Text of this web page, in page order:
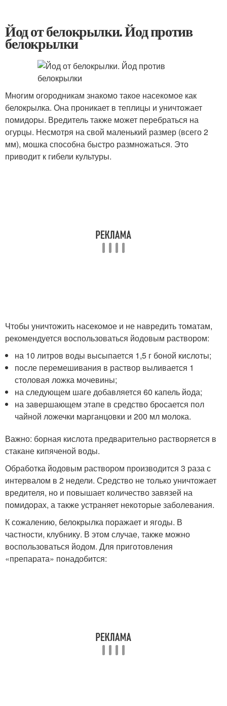
Йод от белокрылки. Йод против
белокрылки
Многим огородникам знакомо такое насекомое как
белокрылка. Она проникает в теплицы и уничтожает
помидоры. Вредитель также может перебраться на
огурцы. Несмотря на свой маленький размер (всего 2
мм), мошка способна быстро размножаться. Это
приводит к гибели культуры.
Чтобы уничтожить насекомое и не навредить томатам,
рекомендуется воспользоваться йодовым раствором:
на 10 литров воды высыпается 1,5 г боной кислоты;
после перемешивания в раствор выливается 1
столовая ложка мочевины;
на следующем шаге добавляется 60 капель йода;
на завершающем этапе в средство бросается пол
чайной ложечки марганцовки и 200 мл молока.
Важно: борная кислота предварительно растворяется в
стакане кипяченой воды.
Обработка йодовым раствором производится 3 раза с
интервалом в 2 недели. Средство не только уничтожает
вредителя, но и повышает количество завязей на
помидорах, а также устраняет некоторые заболевания.
К сожалению, белокрылка поражает и ягоды. В
частности, клубнику. В этом случае, также можно
воспользоваться йодом. Для приготовления
«препарата» понадобится: